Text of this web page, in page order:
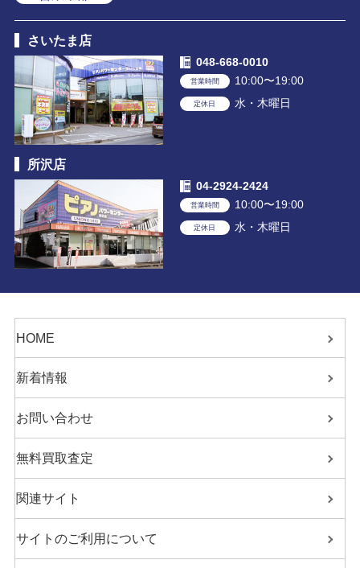
さいたま店
048-668-0010
営業時間 10:00〜19:00
定休日 水・木曜日
所沢店
04-2924-2424
営業時間 10:00〜19:00
定休日 水・木曜日
HOME
新着情報
お問い合わせ
無料買取査定
関連サイト
サイトのご利用について